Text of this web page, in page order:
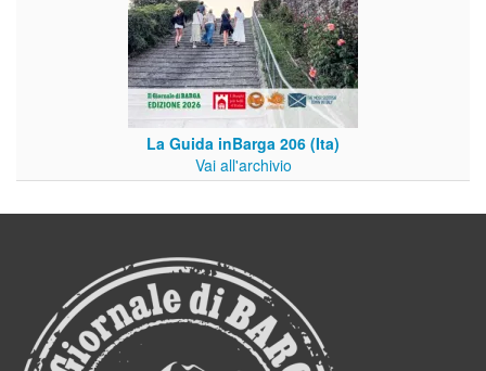
La Guida inBarga 206 (Ita)
Vai all'archivio